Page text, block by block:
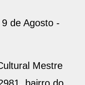
de Agosto -
Mestre